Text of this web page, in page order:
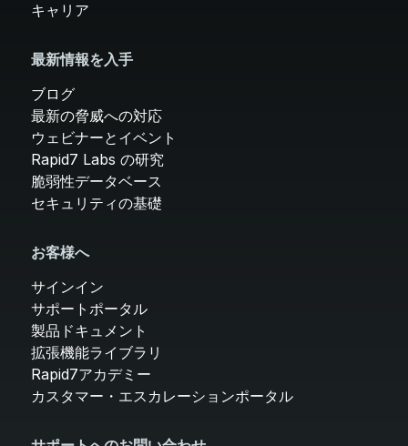
キャリア
最新情報を入手
ブログ
最新の脅威への対応
ウェビナーとイベント
Rapid7 Labs の研究
脆弱性データベース
セキュリティの基礎
お客様へ
サインイン
サポートポータル
製品ドキュメント
拡張機能ライブラリ
Rapid7アカデミー
カスタマー・エスカレーションポータル